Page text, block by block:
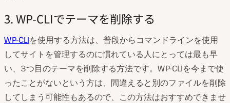
3. WP-CLIでテーマを削除する
WP-CLIを使用する方法は、普段からコマンドラインを使用
してサイトを管理するのに慣れている人にとっては最も早
い、3つ目のテーマを削除する方法です。WP-CLIを今まで使
ったことがないという方は、間違えると別のファイルを削除
してしまう可能性もあるので、この方法はおすすめできませ